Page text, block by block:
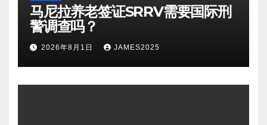
马尼拉养老签证SRRV需要国际刑
警调查吗？
2026年8月1日 JAMES2025